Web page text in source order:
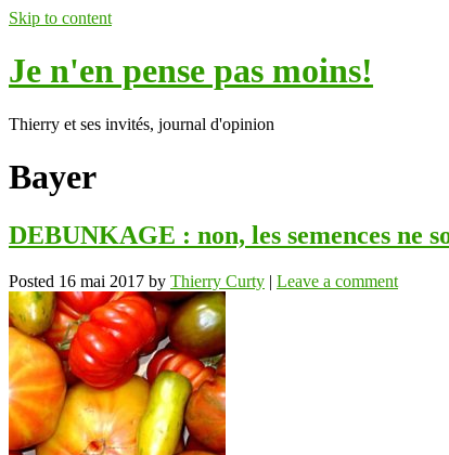
Skip to content
Je n'en pense pas moins!
Thierry et ses invités, journal d'opinion
Bayer
DEBUNKAGE : non, les semences ne
Posted 16 mai 2017 by Thierry Curty | Leave a comment